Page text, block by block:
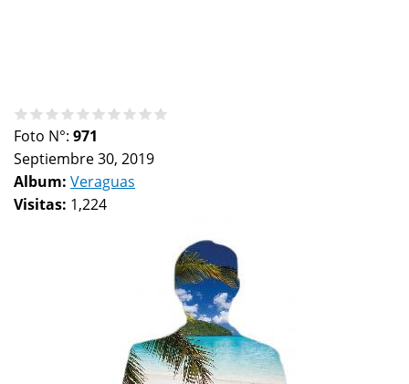
Foto N°: 971
Septiembre 30, 2019
Album: Veraguas
Visitas: 1,224